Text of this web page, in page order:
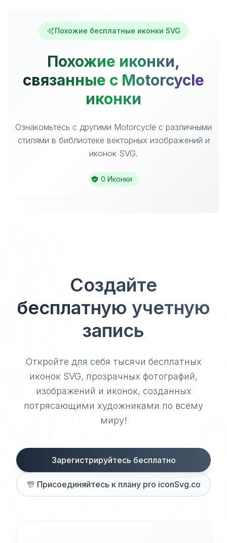
Похожие бесплатные иконки SVG
Похожие иконки,
связанные с Motorcycle
иконки
Ознакомьтесь с другими Motorcycle с различными
стилями в библиотеке векторных изображений и
иконок SVG.
0 Иконки
Создайте
бесплатную учетную
запись
Откройте для себя тысячи бесплатных
иконок SVG, прозрачных фотографий,
изображений и иконок, созданных
потрясающими художниками по всему
миру!
Зарегистрируйтесь бесплатно
🎊 Присоединяйтесь к плану pro iconSvg.co